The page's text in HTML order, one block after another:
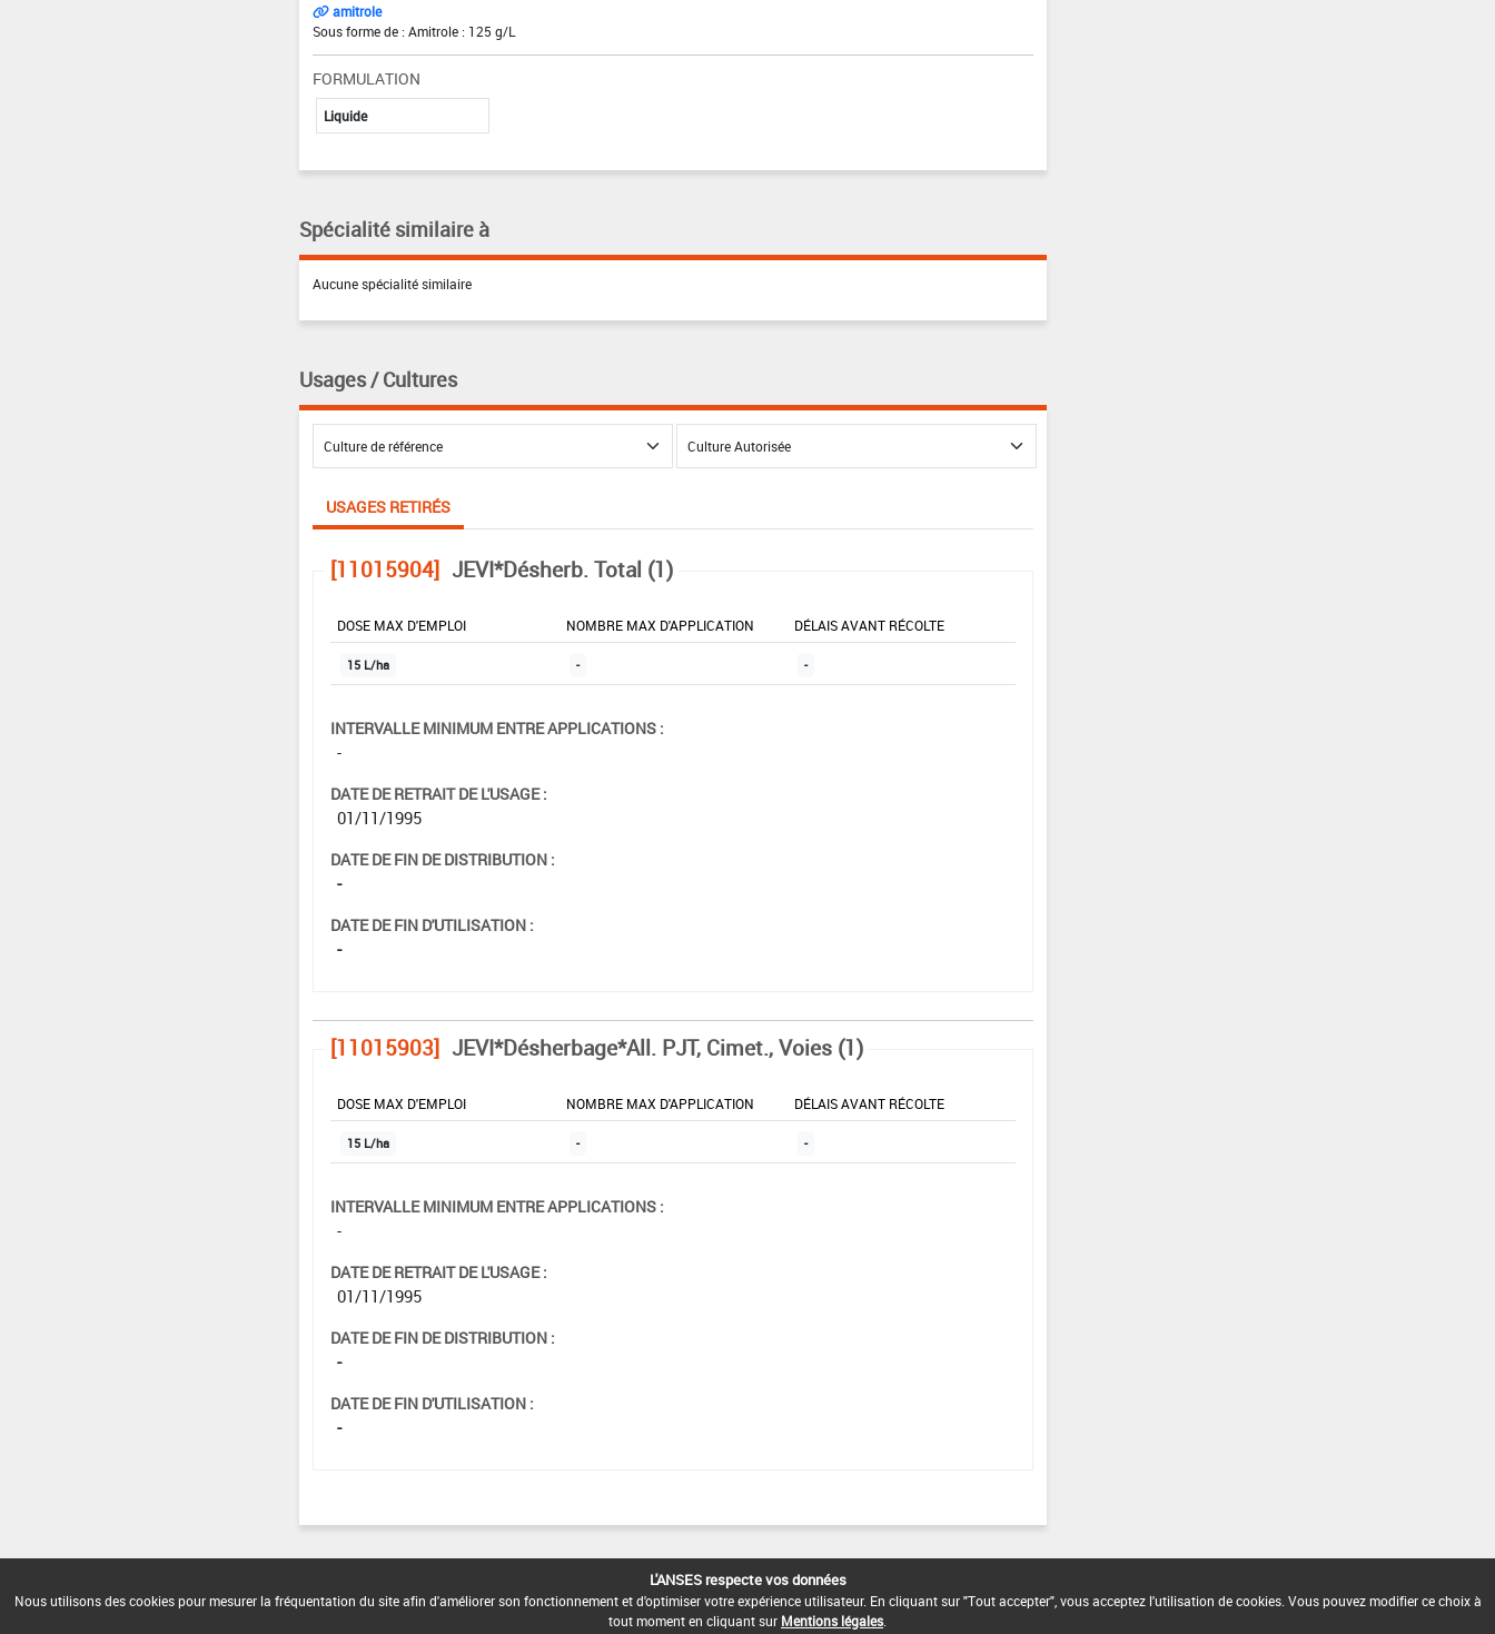
amitrole
Sous forme de : Amitrole : 125 g/L
FORMULATION
Liquide
Spécialité similaire à
Aucune spécialité similaire
Usages / Cultures
USAGES RETIRÉS
[11015904] JEVI*Désherb. Total (1)
DOSE MAX D'EMPLOI NOMBRE MAX D'APPLICATION DÉLAIS AVANT RÉCOLTE
15 L/ha - -
INTERVALLE MINIMUM ENTRE APPLICATIONS :
-
DATE DE RETRAIT DE L'USAGE :
01/11/1995
DATE DE FIN DE DISTRIBUTION :
-
DATE DE FIN D'UTILISATION :
-
[11015903] JEVI*Désherbage*All. PJT, Cimet., Voies (1)
DOSE MAX D'EMPLOI NOMBRE MAX D'APPLICATION DÉLAIS AVANT RÉCOLTE
15 L/ha - -
INTERVALLE MINIMUM ENTRE APPLICATIONS :
-
DATE DE RETRAIT DE L'USAGE :
01/11/1995
DATE DE FIN DE DISTRIBUTION :
-
DATE DE FIN D'UTILISATION :
-
L'ANSES respecte vos données
Nous utilisons des cookies pour mesurer la fréquentation du site afin d'améliorer son fonctionnement et d'optimiser votre expérience utilisateur. En cliquant sur "Tout accepter", vous acceptez l'utilisation de cookies. Vous pouvez modifier ce choix à
tout moment en cliquant sur Mentions légales